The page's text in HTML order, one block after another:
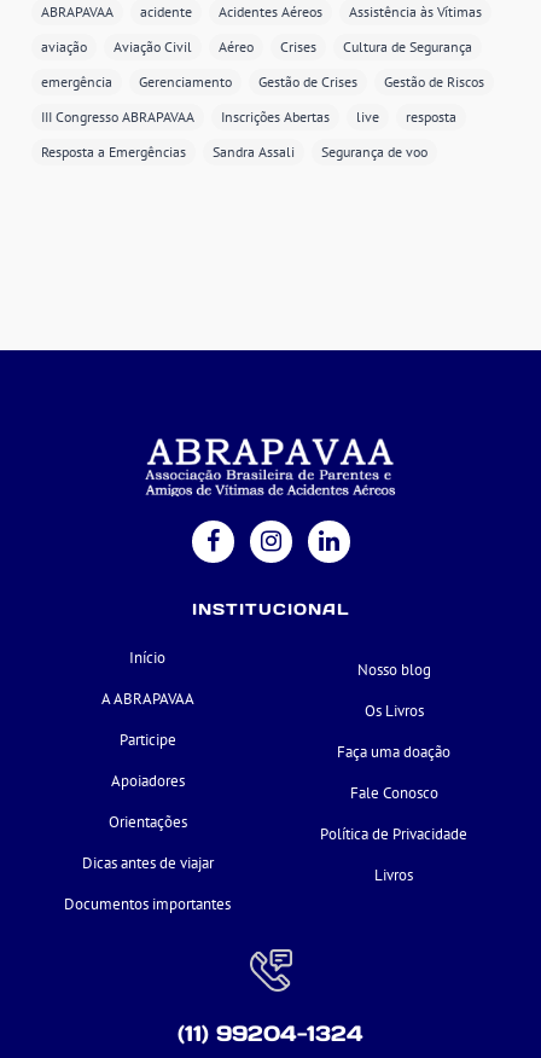
ABRAPAVAA acidente Acidentes Aéreos
Assistência às Vítimas
aviação
Aviação Civil Aéreo Crises
Cultura de Segurança
emergência
Gerenciamento Gestão de Crises
Gestão de Riscos
III Congresso ABRAPAVAA
Inscrições Abertas live
resposta
Resposta a Emergências
Sandra Assali Segurança de voo
INSTITUCIONAL
Início
A ABRAPAVAA
Participe
Apoiadores
Orientações
Dicas antes de viajar
Documentos importantes
Nosso blog
Os Livros
Faça uma doação
Fale Conosco
Política de Privacidade
Livros
(11) 99204-1324